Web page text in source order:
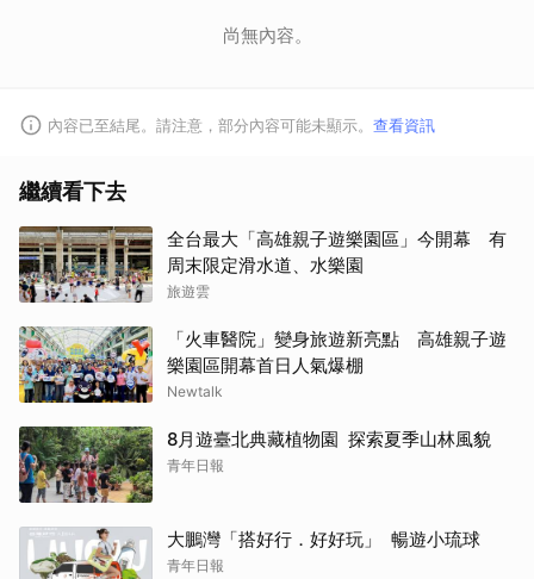
尚無內容。
內容已至結尾。請注意，部分內容可能未顯示。 查看資訊
繼續看下去
全台最大「高雄親子遊樂園區」今開幕 有
周末限定滑水道、水樂園
旅遊雲
「火車醫院」變身旅遊新亮點 高雄親子遊
樂園區開幕首日人氣爆棚
Newtalk
8月遊臺北典藏植物園 探索夏季山林風貌
青年日報
大鵬灣「搭好行．好好玩」 暢遊小琉球
青年日報